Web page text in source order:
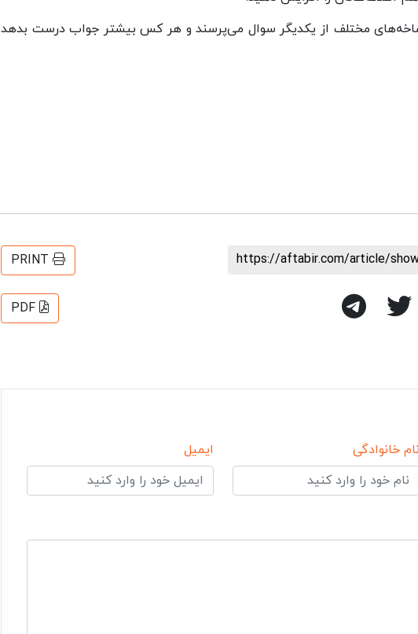
شاخه‌های مختلف از یکدیگر سوال می‌پرسند و هر کس بیشتر جواب درست بدهد
https://aftabir.com/article/
PRINT
PDF
نام خانوادگی ایمیل